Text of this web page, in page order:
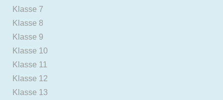
Klasse 7
Klasse 8
Klasse 9
Klasse 10
Klasse 11
Klasse 12
Klasse 13